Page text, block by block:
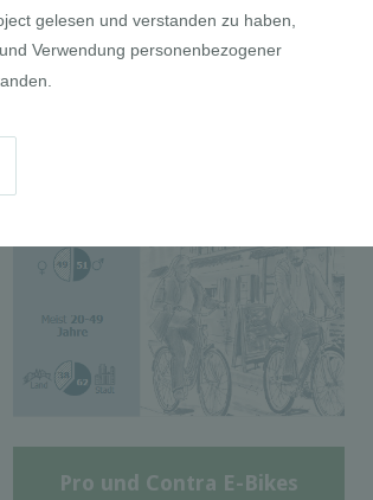
Pro und Contra E-Bikes